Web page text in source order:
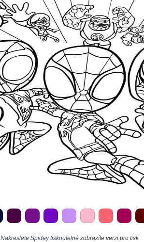
Nakreslete Spidey tisknutelné zobrazíte verzi pro tisk